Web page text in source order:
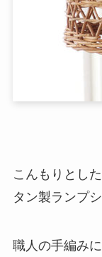
こんもりとし
タン製ランプシ
職人の手編み